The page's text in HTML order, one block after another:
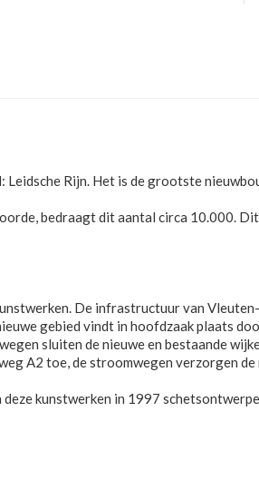
Rijn. Het is de grootste
bedraagt dit aantal circa 10.000.
De infrastructuur van
gebied vindt in hoofdzaak plaats
sluiten de nieuwe en bestaande
A2 toe, de stroomwegen verzorgen
kunstwerken in 1997